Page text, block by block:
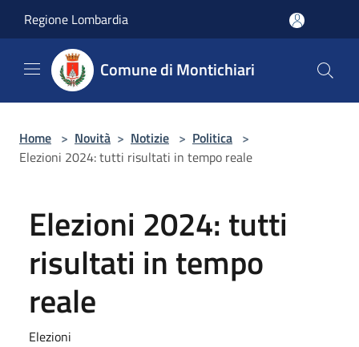
Regione Lombardia
Comune di Montichiari
Home > Novità > Notizie > Politica >
Elezioni 2024: tutti risultati in tempo reale
Elezioni 2024: tutti
risultati in tempo
reale
Elezioni